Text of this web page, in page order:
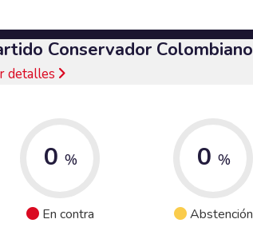
Conservador Colombiano
detalles
0 %
En contra
0 %
Abstención